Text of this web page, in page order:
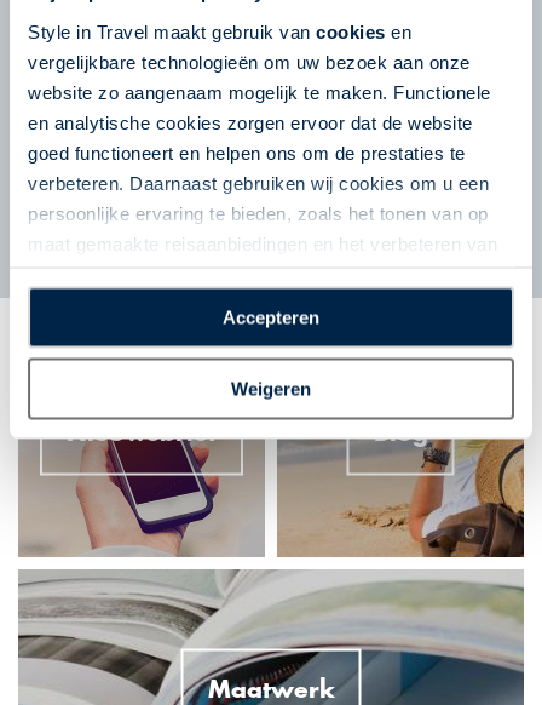
Style in Travel maakt gebruik van cookies en
vergelijkbare technologieën om uw bezoek aan onze
website zo aangenaam mogelijk te maken. Functionele
en analytische cookies zorgen ervoor dat de website
goed functioneert en helpen ons om de prestaties te
verbeteren. Daarnaast gebruiken wij cookies om u een
persoonlijke ervaring te bieden, zoals het tonen van op
maat gemaakte reisaanbiedingen en het verbeteren van
plaatsen van alle hierboven beschreven cookies en
technologieën, waarmee persoonlijke gegevens kunnen
worden verzameld. Indien u kiest voor “Weigeren”
plaatsen wij enkel functionele cookies, en zal er geen
sprake zijn van gepersonaliseerde content.
Accepteren
Weigeren
Nieuwsbrief Blog
Maatwerk